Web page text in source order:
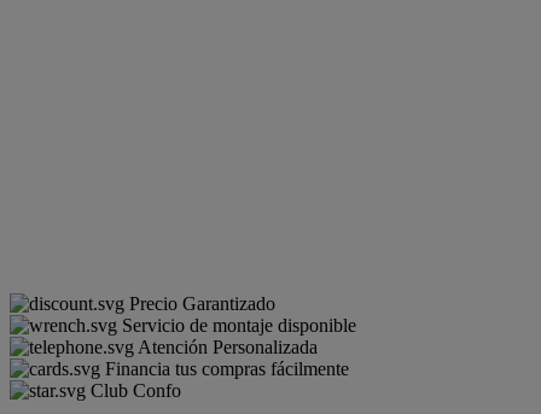
Precio Garantizado
Servicio de montaje disponible
Atención Personalizada
Financia tus compras fácilmente
Club Confo